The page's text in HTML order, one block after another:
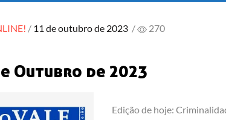
Posted
11 de outubro de 2023 / 270
Outubro de 2023
Edição de hoje: